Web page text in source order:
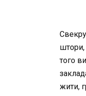
штори,
того
жити,